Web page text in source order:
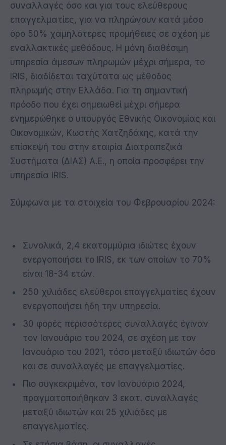
συναλλαγές όσο και για τους ελεύθερους
επαγγελματίες, για να πληρώνουν κατά μέσο
όρο 50% χαμηλότερες προμήθειες σε σχέση με
εναλλακτικές μεθόδους. Η μόνη διαθέσιμη
υπηρεσία άμεσων πληρωμών μέχρι σήμερα, το
IRIS, διαδίδεται ταχύτατα ως μέθοδος
πληρωμής στην Ελλάδα. Για τη σημαντική
πρόοδο που έχει σημειωθεί μέχρι σήμερα
ενημερώθηκε ο υπουργός Εθνικής Οικονομίας και
Οικονομικών, Κωστής Χατζηδάκης, κατά την
επίσκεψή του στην εταιρία Διατραπεζικά
Συστήματα (ΔΙΑΣ) Α.Ε., η οποία προσφέρει την
υπηρεσία IRIS.
Σύμφωνα με τα στοιχεία του Φεβρουαρίου 2024:
Συνολικά, 2,4 εκατομμύρια ιδιώτες έχουν
ενεργοποιήσει το IRIS, εκ των οποίων το 70%
είναι 18-34 ετών.
250 χιλιάδες ελεύθεροι επαγγελματίες έχουν
ενεργοποιήσει ήδη την υπηρεσία.
30 φορές περισσότερες συναλλαγές έγιναν
τον Ιανουάριο του 2024, σε σχέση με τον
Ιανουάριο του 2021, τόσο μεταξύ ιδιωτών όσο
και σε συναλλαγές με επαγγελματίες.
Πιο συγκεκριμένα, τον Ιανουάριο 2024,
πραγματοποιήθηκαν 3 εκατ. συναλλαγές
μεταξύ ιδιωτών και 25 χιλιάδες με
επαγγελματίες.